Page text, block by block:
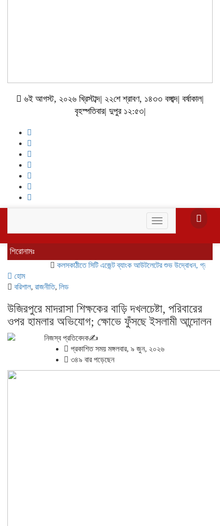
৬ই আগস্ট, ২০২৬ খ্রিস্টাব্দ| ২২শে শ্রাবণ, ১৪৩৩ বঙ্গাব্দ| বর্ষাকাল|
বৃহস্পতিবার| দুপুর ১২:৫৩|
Toggle
navigation
শিরোনামঃ
কলসকাঠীতে সিটি এজেন্ট ব্যাংক আউটলেটের শুভ উদ্বোধন, গ্রাহকদের
হোম
বরিশাল, রাজনীতি, লিড
উজিরপুরে মাদরাসা শিক্ষকের বাড়ি দখলচেষ্টা, পরিবারের
ওপর হামলার অভিযোগ; ক্ষোভে ফুঁসছে ইসলামী আন্দোলন
নিজস্ব প্রতিবেদক✍️
প্রকাশিত সময় মঙ্গলবার, ৯ জুন, ২০২৬
৩৪৯ বার পড়েছেন